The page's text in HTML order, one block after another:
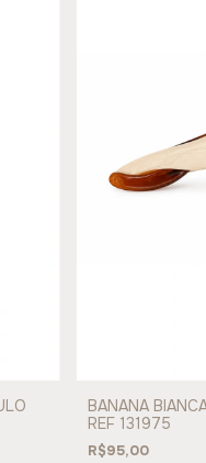
BANANA
REF 131975
R$95,00